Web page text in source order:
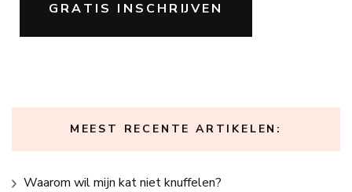
MEEST RECENTE ARTIKELEN:
Waarom wil mijn kat niet knuffelen?